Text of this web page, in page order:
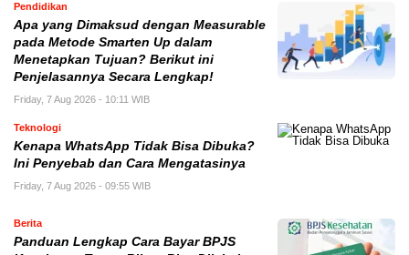
Pendidikan
Apa yang Dimaksud dengan Measurable
pada Metode Smarten Up dalam
Menetapkan Tujuan? Berikut ini
Penjelasannya Secara Lengkap!
Friday, 7 Aug 2026 - 10:11 WIB
Teknologi
Kenapa WhatsApp Tidak Bisa Dibuka?
Ini Penyebab dan Cara Mengatasinya
Friday, 7 Aug 2026 - 09:55 WIB
Berita
Panduan Lengkap Cara Bayar BPJS